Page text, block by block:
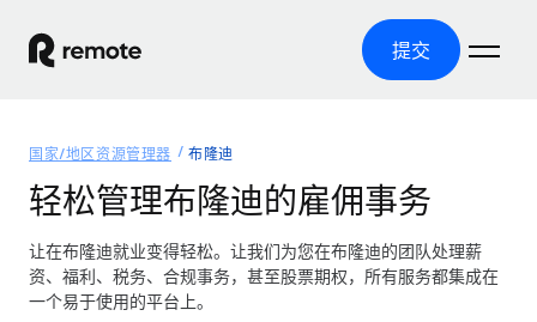
提交
产品
全球招聘
全球薪资管理
轻松运行合规薪资
覆盖全球
资源
国家/地区资源管理器 布隆迪
轻松管理布隆迪的雇佣事务
让在布隆迪就业变得轻松。让我们为您在布隆迪的团队处理薪
资、福利、税务、合规事务，甚至股票期权，所有服务都集成在
一个易于使用的平台上。